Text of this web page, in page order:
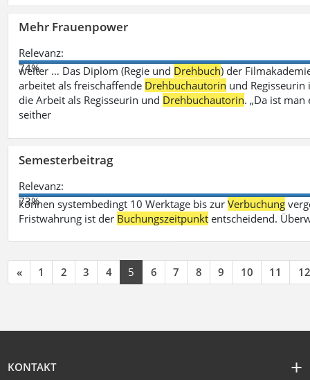
Mehr Frauenpower
Relevanz:
74%
weiter … Das Diplom (Regie und Drehbuch) der
arbeitet als freischaffende Drehbuchautorin und
die Arbeit als Regisseurin und Drehbuchautorin. „Da ist
seither
Semesterbeitrag
Relevanz:
73%
können systembedingt 10 Werktage bis zurVerbuchung
Fristwahrung ist der Buchungszeitpunkt entscheidend.
« 1 2 3 4 5 6 7 8 9 10 11 12
KONTAKT